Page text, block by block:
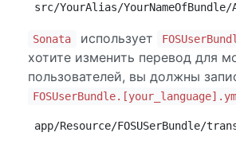
src/YourAlias/YourNameOfBundle/
Sonata использует
хотите изменить перевод для
пользователей, вы должны
app/Resource/FOSUSerBundle/